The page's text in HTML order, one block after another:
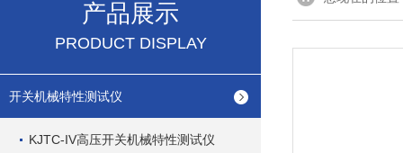
产品展示
PRODUCT DISPLAY
开关机械特性测试仪
KJTC-IV高压开关机械特性测试仪